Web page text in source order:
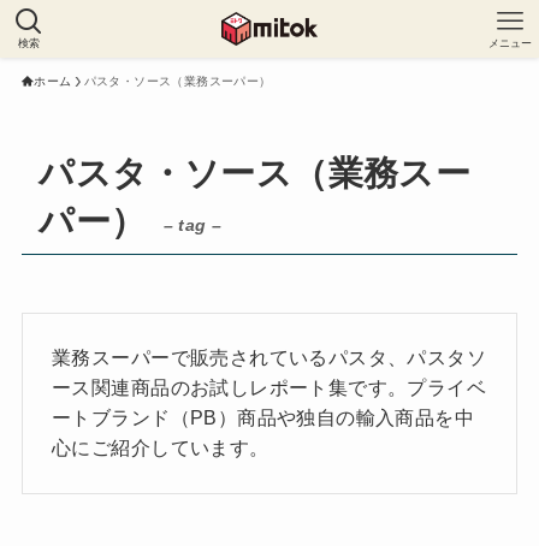
検索 メニュー
ホーム パスタ・ソース（業務スーパー）
パスタ・ソース（業務スー
パー）
– tag –
業務スーパーで販売されているパスタ、パスタソ
ース関連商品のお試しレポート集です。プライベ
ートブランド（PB）商品や独自の輸入商品を中
心にご紹介しています。